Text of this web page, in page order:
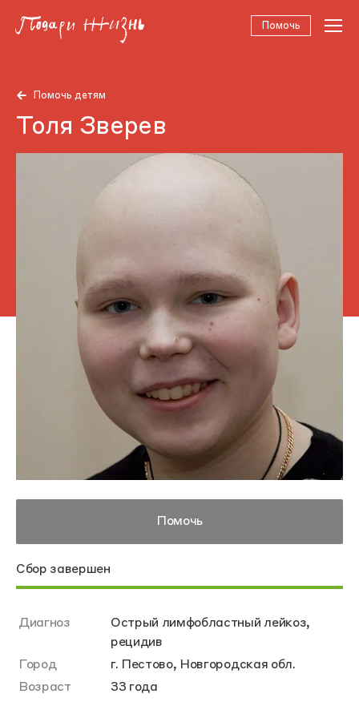
Помочь
Помочь детям
Толя Зверев
Помочь
Сбор завершен
Диагноз
Острый лимфобластный лейкоз,
рецидив
Город
г. Пестово, Новгородская обл.
Возраст
33 года